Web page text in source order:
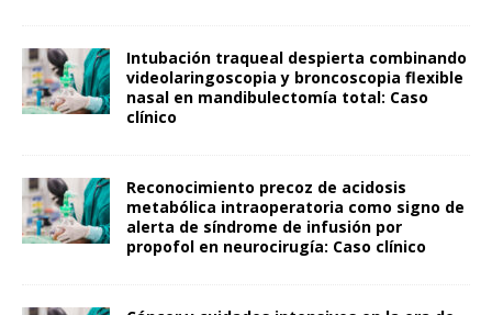
Intubación traqueal despierta combinando
videolaringoscopia y broncoscopia flexible
nasal en mandibulectomía total: Caso
clínico
Reconocimiento precoz de acidosis
metabólica intraoperatoria como signo de
alerta de síndrome de infusión por
propofol en neurocirugía: Caso clínico